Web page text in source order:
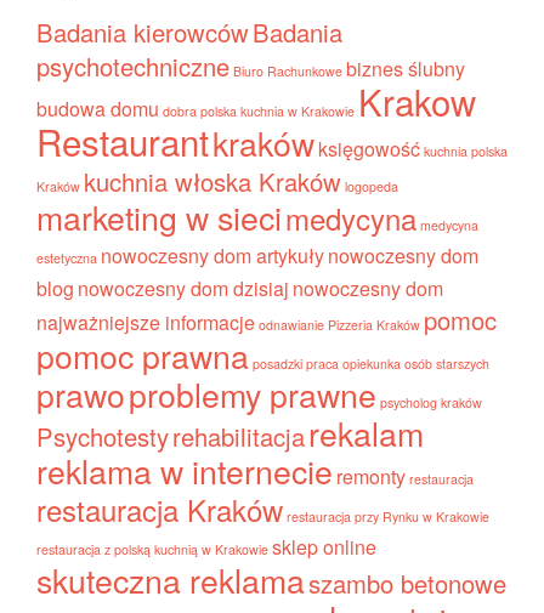
Badania kierowcówBadania
psychotechniczne Biuro Rachunkowe biznes ślubny
budowa domu dobra polska kuchnia w Krakowie Krakow
Restaurantkrakówksięgowość kuchnia polska
Kraków kuchnia włoska Kraków logopeda
marketing w siecimedycyna medycyna
estetyczna nowoczesny dom artykułynowoczesny dom
blog nowoczesny dom dzisiaj nowoczesny dom
najważniejsze informacje odnawianie Pizzeria Kraków pomoc
pomoc prawna posadzki praca opiekunka osób starszych
prawoproblemy prawne psycholog kraków
Psychotestyrehabilitacjarekalam
reklama w internecie remonty restauracja
restauracja Kraków restauracja przy Rynku w Krakowie
restauracja z polską kuchnią w Krakowie sklep online
skuteczna reklamaszambo betonowe